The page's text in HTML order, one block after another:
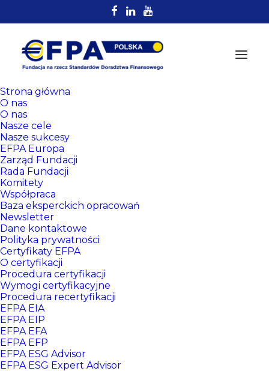
Strona główna
O nas
O nas
Nasze cele
Nasze sukcesy
EFPA Europa
Zarząd Fundacji
Rada Fundacji
Komitety
Współpraca
Baza eksperckich opracowań
Newsletter
Dane kontaktowe
Polityka prywatności
Certyfikaty EFPA
O certyfikacji
Procedura certyfikacji
Wymogi certyfikacyjne
Procedura recertyfikacji
EFPA EIA
EFPA EIP
EFPA EFA
EFPA EFP
EFPA ESG Advisor
EFPA ESG Expert Advisor
Rejestr
Certyfikowanych
Doradców EFPA